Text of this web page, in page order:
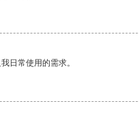
日常使用的需求。